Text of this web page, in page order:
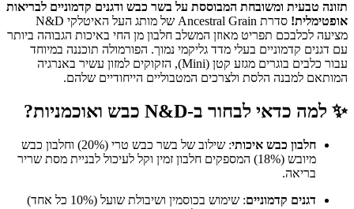
תזונה טבעית ומשובחת המבוססת על בשר כבש ודגנים קדמוניים לבריאות
אופטימלית!
סדרת Ancestral Grain של מותג העל האיטלקי N&D
מציעה לכלבכם תפריט מאוזן המשלב חלבון מן החי באיכות הגבוהה ביותר
עם דגנים קדמוניים בעלי מדד גליקמי נמוך. הפורמולה תוכננה במיוחד
עבור כלבים בוגרים מגזע קטן (Mini), הזקוקים למזון עשיר באנרגיה
המותאם למבנה הלסת ולצרכים המטבוליים הייחודיים שלהם.
✨ למה כדאי לבחור ב-N&D כבש ואוכמניות?
חלבון כבש איכותי
: שילוב של בשר כבש טרי (20%) וחלבון כבש
מיובש (18%) המספקים חלבון זמין וקל לעיכול לבניית מסת שריר
בריאה.
דגנים קדמוניים
: שימוש בכוסמין ושיבולת שועל (10% כל אחד)